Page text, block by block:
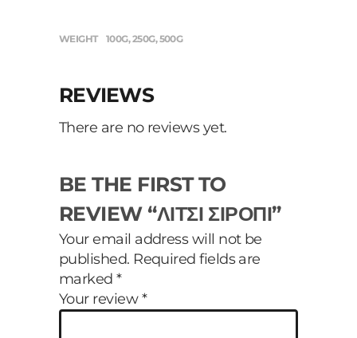
WEIGHT 100G, 250G, 500G
REVIEWS
There are no reviews yet.
BE THE FIRST TO
REVIEW “ΛΙΤΣΙ ΣΙΡΟΠΙ”
Your email address will not be
published. Required fields are
marked*
Your review*